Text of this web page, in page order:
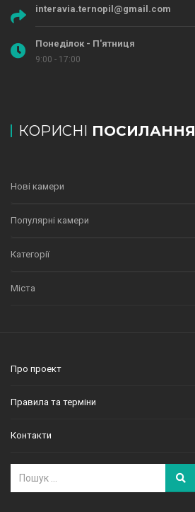
interavia.ternopil@gmail.com
Понеділок - П'ятниця
9:00 - 17:00
КОРИСНІ ПОСИЛАННЯ
Нові камери
Популярні камери
Категорії
Міста
Про проект
Правила та терміни
Контакти